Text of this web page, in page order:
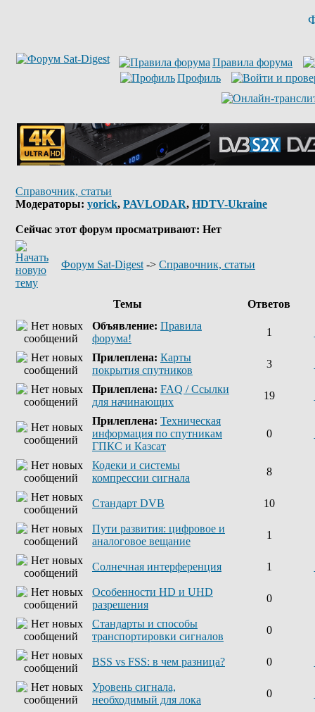
Правила форума
Профиль
Справочник, статьи
Модераторы: yorick, PAVLODAR, HDTV-Ukraine
Сейчас этот форум просматривают: Нет
Форум Sat-Digest -> Справочник, статьи
Темы
Ответов
Объявление: Правила
форума!
1
Прилеплена: Карты
покрытия спутников
3
Прилеплена: FAQ / Ссылки
для начинающих
19
Прилеплена: Техническая
информация по спутникам
ГПКС и Казсат
0
Кодеки и системы
компрессии сигнала
8
Стандарт DVB 10
Пути развития: цифровое и
аналоговое вещание
1
Солнечная интерференция 1
Особенности HD и UHD
разрешения
0
Стандарты и способы
транспортировки сигналов
0
BSS vs FSS: в чем разница? 0
Уровень сигнала,
необходимый для лока
0